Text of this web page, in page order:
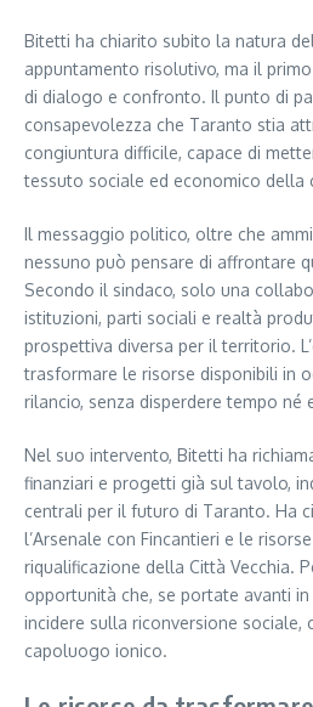
Bitetti ha chiarito subito la natura
appuntamento risolutivo, ma il
di dialogo e confronto. Il punto di
consapevolezza che Taranto stia
congiuntura difficile, capace di
tessuto sociale ed economico della
Il messaggio politico, oltre che
nessuno può pensare di affrontare
Secondo il sindaco, solo una
istituzioni, parti sociali e realtà
prospettiva diversa per il territorio.
trasformare le risorse disponibili in
rilancio, senza disperdere tempo né
Nel suo intervento, Bitetti ha
finanziari e progetti già sul tavolo,
centrali per il futuro di Taranto. Ha
l’Arsenale con Fincantieri e le
riqualificazione della Città Vecchia.
opportunità che, se portate avanti
incidere sulla riconversione sociale,
capoluogo ionico.